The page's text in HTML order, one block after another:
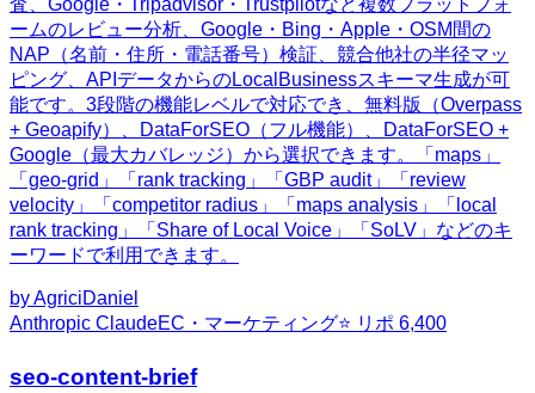
査、Google・Tripadvisor・Trustpilotなど複数プラットフォ
ームのレビュー分析、Google・Bing・Apple・OSM間の
NAP（名前・住所・電話番号）検証、競合他社の半径マッ
ピング、APIデータからのLocalBusinessスキーマ生成が可
能です。3段階の機能レベルで対応でき、無料版（Overpass
+ Geoapify）、DataForSEO（フル機能）、DataForSEO +
Google（最大カバレッジ）から選択できます。「maps」
「geo-grid」「rank tracking」「GBP audit」「review
velocity」「competitor radius」「maps analysis」「local
rank tracking」「Share of Local Voice」「SoLV」などのキ
ーワードで利用できます。
byAgriciDaniel
Anthropic ClaudeEC・マーケティング⭐ リポ 6,400
seo-content-brief